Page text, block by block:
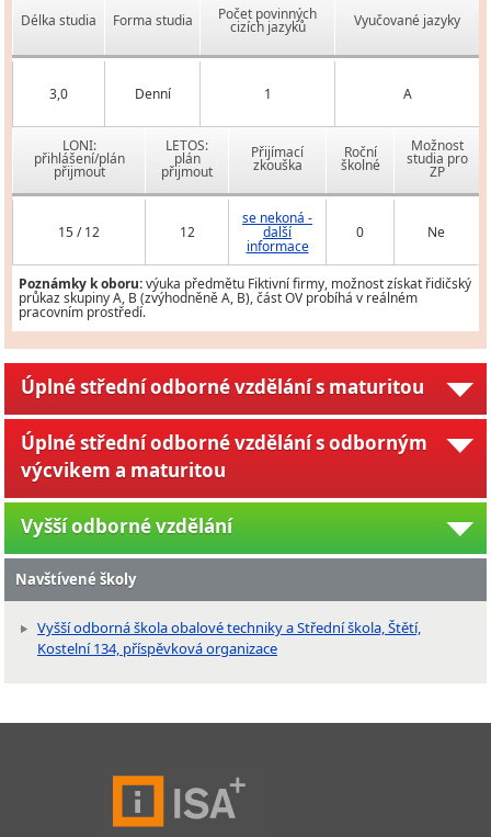
Délka studia Forma studia Počet povinných
cizích jazyků Vyučované jazyky
3,0 Denní 1 A
LONI:
přihlášení/plán
přijmout
LETOS:
plán
přijmout
Přijímací
zkouška
Roční
školné
Možnost
studia pro
ZP
15 / 12 12
se nekoná -
další
informace
0 Ne
Poznámky k oboru:výuka předmětu Fiktivní firmy, možnost získat řidičský
průkaz skupiny A, B (zvýhodněně A, B), část OV probíhá v reálném
pracovním prostředí.
Úplné střední odborné vzdělání s maturitou
Úplné střední odborné vzdělání s odborným
výcvikem a maturitou
Vyšší odborné vzdělání
Navštívené školy
Vyšší odborná škola obalové techniky a Střední škola, Štětí,
Kostelní 134, příspěvková organizace